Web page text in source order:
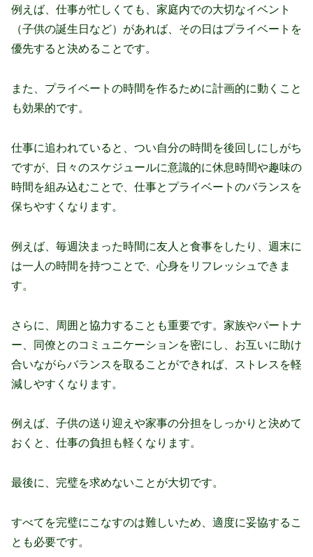
例えば、仕事が忙しくても、家庭内での大切なイベント
（子供の誕生日など）があれば、その日はプライベートを
優先すると決めることです。
また、プライベートの時間を作るために計画的に動くこと
も効果的です。
仕事に追われていると、つい自分の時間を後回しにしがち
ですが、日々のスケジュールに意識的に休息時間や趣味の
時間を組み込むことで、仕事とプライベートのバランスを
保ちやすくなります。
例えば、毎週決まった時間に友人と食事をしたり、週末に
は一人の時間を持つことで、心身をリフレッシュできま
す。
さらに、周囲と協力することも重要です。家族やパートナ
ー、同僚とのコミュニケーションを密にし、お互いに助け
合いながらバランスを取ることができれば、ストレスを軽
減しやすくなります。
例えば、子供の送り迎えや家事の分担をしっかりと決めて
おくと、仕事の負担も軽くなります。
最後に、完璧を求めないことが大切です。
すべてを完璧にこなすのは難しいため、適度に妥協するこ
とも必要です。